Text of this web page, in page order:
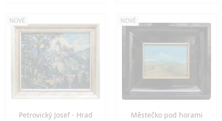
NOVÉ
Petrovický Josef - Hrad
NOVÉ
Městečko pod horami